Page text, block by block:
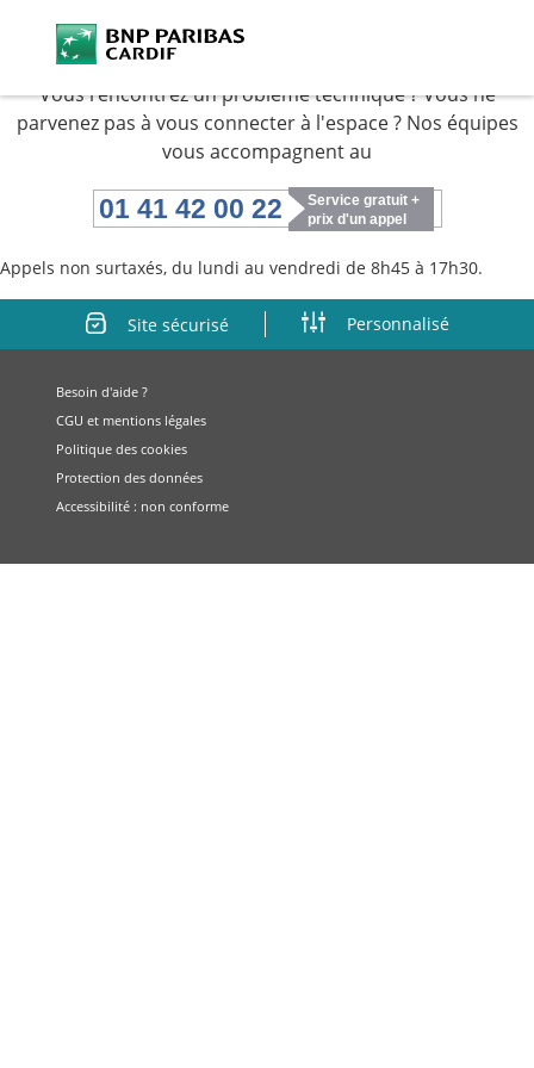
Besoin d'aide ?
Vous rencontrez un problème technique ? Vous ne
parvenez pas à vous connecter à l'espace ? Nos équipes
vous accompagnent au
01 41 42 00 22
Service gratuit +
prix d'un appel
Appels non surtaxés, du lundi au vendredi de 8h45 à 17h30.
Site sécurisé Personnalisé
Besoin d'aide ?
CGU et mentions légales
Politique des cookies
Protection des données
Accessibilité : non conforme